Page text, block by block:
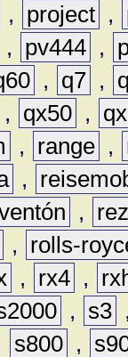
, project ,
, pv444 ,
, q7 ,
, qx50 ,
, range ,
,
,
,
rolls-
, rx4 ,
, s3
s800 ,